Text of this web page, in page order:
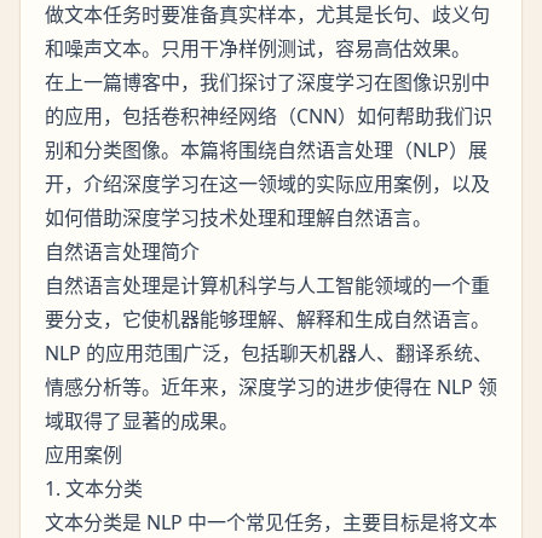
做文本任务时要准备真实样本，尤其是长句、歧义句
和噪声文本。只用干净样例测试，容易高估效果。
在上一篇博客中，我们探讨了深度学习在图像识别中
的应用，包括卷积神经网络（CNN）如何帮助我们识
别和分类图像。本篇将围绕自然语言处理（NLP）展
开，介绍深度学习在这一领域的实际应用案例，以及
如何借助深度学习技术处理和理解自然语言。
自然语言处理简介
自然语言处理是计算机科学与人工智能领域的一个重
要分支，它使机器能够理解、解释和生成自然语言。
NLP 的应用范围广泛，包括聊天机器人、翻译系统、
情感分析等。近年来，深度学习的进步使得在 NLP 领
域取得了显著的成果。
应用案例
1. 文本分类
文本分类是 NLP 中一个常见任务，主要目标是将文本